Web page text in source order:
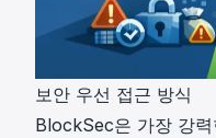
보안 우선 접근 방식
BlockSec은 가장 강